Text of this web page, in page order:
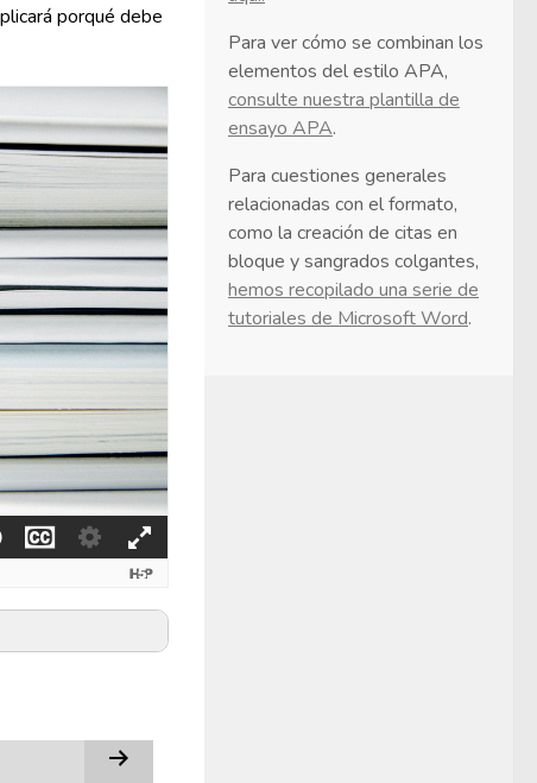
porqué debe
Para ver cómo se combinan los
elementos del estilo APA,
consulte nuestra plantilla de
ensayo APA.
Para cuestiones generales
relacionadas con el formato,
como la creación de citas en
bloque y sangrados colgantes,
hemos recopilado una serie de
tutoriales de Microsoft Word.